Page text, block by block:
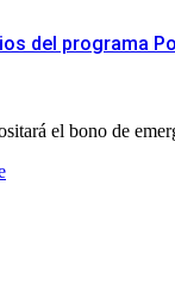
del programa
el bono de